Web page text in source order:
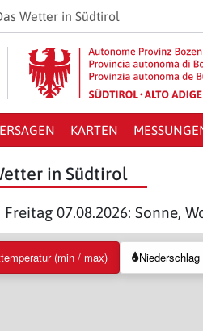
Wetter in Südtirol
KARTEN
in Südtirol
Freitag 07.08.2026: Sonne,
(min / max)